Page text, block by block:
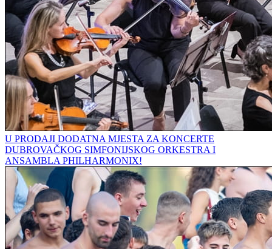
U PRODAJI DODATNA MJESTA ZA KONCERTE
DUBROVAČKOG SIMFONIJSKOG ORKESTRA I
ANSAMBLA PHILHARMONIX!